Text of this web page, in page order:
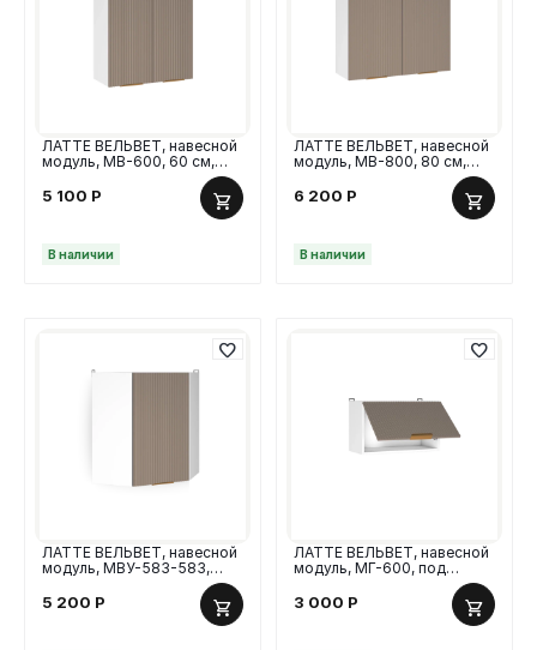
ЛАТТЕ ВЕЛЬВЕТ, навесной
модуль, МВ-600, 60 см,
5 100 Р
В наличии
ЛАТТЕ ВЕЛЬВЕТ, навесной
модуль, МВ-800, 80 см,
6 200 Р
В наличии
ЛАТТЕ ВЕЛЬВЕТ, навесной
модуль, МВУ-583-583,
5 200 Р
ЛАТТЕ ВЕЛЬВЕТ, навесной
модуль, МГ-600, под
3 000 Р